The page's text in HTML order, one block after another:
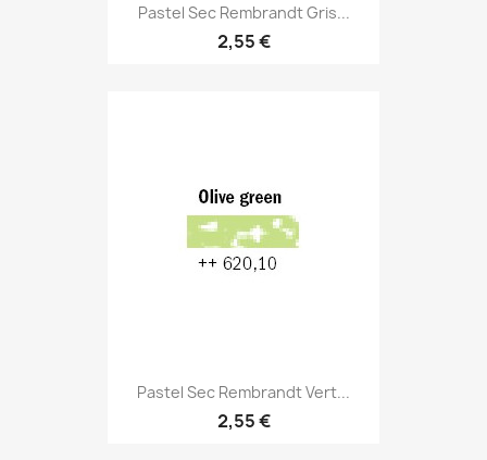
Pastel Sec Rembrandt Gris...
2,55 €
Pastel Sec Rembrandt Vert...
2,55 €